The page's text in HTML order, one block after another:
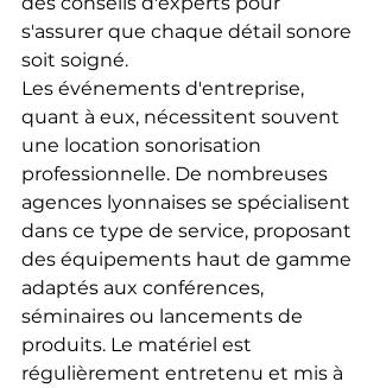
s'assurer que chaque détail sonore
soit soigné.
Les événements d'entreprise,
quant à eux, nécessitent souvent
une location sonorisation
professionnelle. De nombreuses
agences lyonnaises se spécialisent
dans ce type de service, proposant
des équipements haut de gamme
adaptés aux conférences,
séminaires ou lancements de
produits. Le matériel est
régulièrement entretenu et mis à